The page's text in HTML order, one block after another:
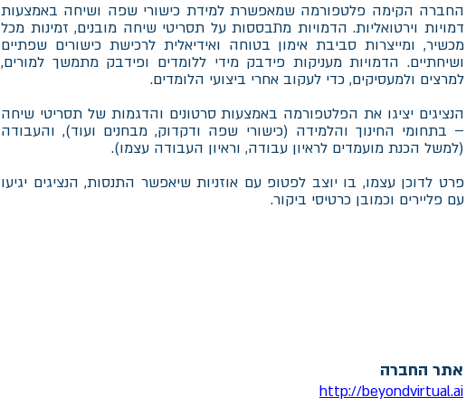
החברה הקימה פלטפורמה שמאפשרת למידת כישורי שפה ושיחה באמצעות
דמויות וירטואליות. הדמויות מתבססות על תסריטי שיחה מובנים, זמינות מכל
מכשיר, ומייצרות סביבת אימון בטוחה ואידיאלית לרכישת כישורים שפתיים
ושיחתיים. הדמויות מעניקות פידבק מידי ללומדים ופידבק מתמשך למורים,
למרצים ולמעסיקים, כדי לעקוב אחרי ביצועי הלומדים.
הנציגים יציגו את הפלטפורמה באמצעות סרטונים והדגמות של תסריטי שיחה
– בתחומי החינוך והלמידה (כישורי שפה ודקדוק, מבחנים ועוד), והעבודה
(למשל הכנת מועמדים לראיון עבודה, וראיון העבודה עצמו).
פרט לדוכן עצמו, בו יוצב לפטופ עם אוזניות שיאפשר התנסות, הנציגים יגיעו
עם פליירים וכמובן כרטיסי ביקור.
אתר החברה
http://beyondvirtual.ai